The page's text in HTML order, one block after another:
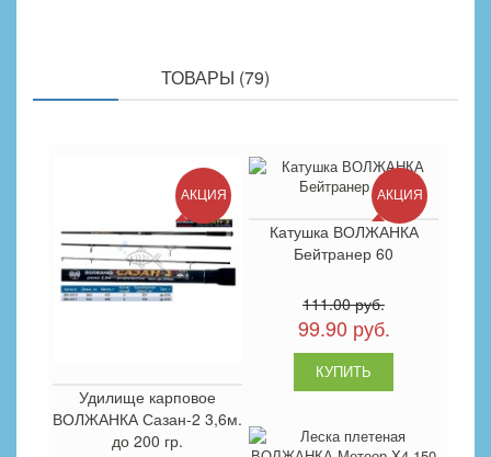
ТОВАРЫ (79)
АКЦИЯ
Удилище карповое
ВОЛЖАНКА Сазан-2 3,6м.
до 200 гр.
АКЦИЯ
Катушка ВОЛЖАНКА
Бейтранер 60
111.00 руб.
99.90 руб.